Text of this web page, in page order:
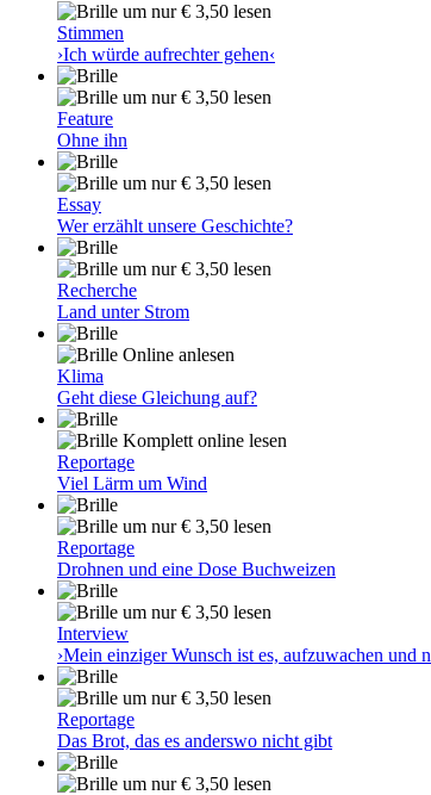
um nur € 3,50 lesen
Stimmen
›Ich würde aufrechter gehen‹
um nur € 3,50 lesen
Feature
Ohne ihn
um nur € 3,50 lesen
Essay
Wer erzählt unsere Geschichte?
um nur € 3,50 lesen
Recherche
Land unter Strom
Online anlesen
Klima
Geht diese Gleichung auf?
Komplett online lesen
Reportage
Viel Lärm um Wind
um nur € 3,50 lesen
Reportage
Drohnen und eine Dose Buchweizen
um nur € 3,50 lesen
Interview
›Mein einziger Wunsch ist es, aufzuwachen und
um nur € 3,50 lesen
Reportage
Das Brot, das es anderswo nicht gibt
um nur € 3,50 lesen